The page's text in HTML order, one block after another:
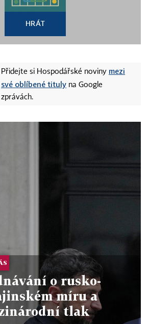
HRÁT
Přidejte si Hospodářské noviny mezi
své oblíbené tituly na Google
zprávách.
o rusko-
míru a
tlak